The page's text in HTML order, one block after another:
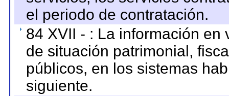
el periodo de contratación.
84 XVII - : La información
de situación patrimonial,
públicos, en los sistemas
siguiente.